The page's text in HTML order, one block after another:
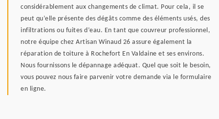
considérablement aux changements de climat. Pour cela, il se
peut qu’elle présente des dégâts comme des éléments usés, des
infiltrations ou fuites d’eau. En tant que couvreur professionnel,
notre équipe chez Artisan Winaud 26 assure également la
réparation de toiture à Rochefort En Valdaine et ses environs.
Nous fournissons le dépannage adéquat. Quel que soit le besoin,
vous pouvez nous faire parvenir votre demande via le formulaire
en ligne.